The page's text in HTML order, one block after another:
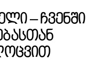
– Ჩვენში